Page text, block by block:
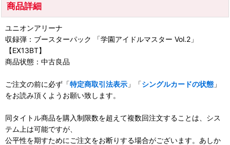
商品詳細
ユニオンアリーナ
収録弾：ブースターパック 「学園アイドルマスター Vol.2」
【EX13BT】
商品状態：中古良品
ご注文の前に必ず「特定商取引法表示 」「シングルカードの状態 」
をお読み頂くようお願い致します。
同タイトル商品を購入制限数を超えて複数回注文することは、シス
テム上は可能ですが、
公平性を期すためにご注文をお断りする場合がございます。あしか